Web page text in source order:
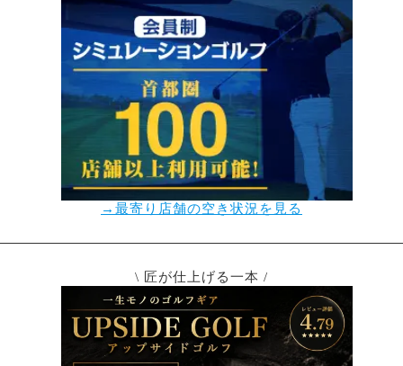
→最寄り店舗の空き状況を見る
\ 匠が仕上げる一本 /